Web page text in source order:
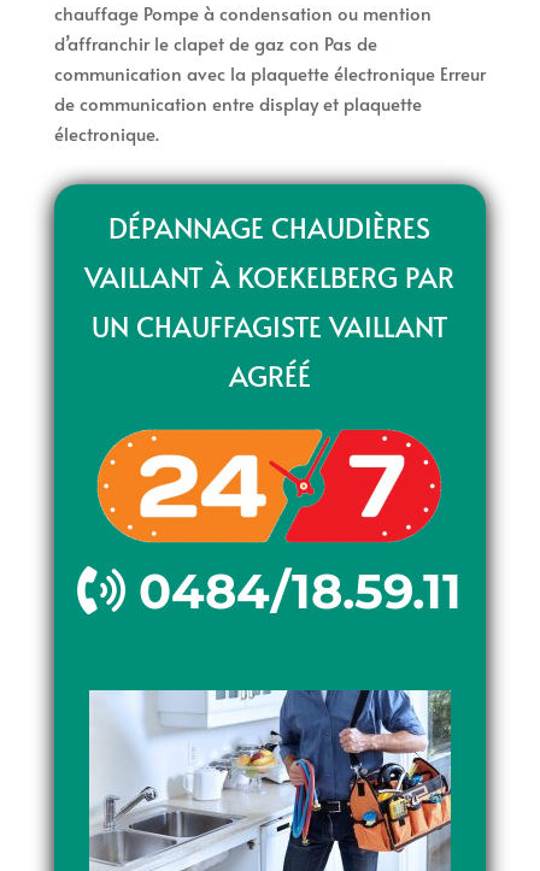
chauffage Pompe à condensation ou mention
d’affranchir le clapet de gaz con Pas de
communication avec la plaquette électronique Erreur
de communication entre display et plaquette
électronique.
DÉPANNAGE CHAUDIÈRES
VAILLANT À KOEKELBERG PAR
UN CHAUFFAGISTE VAILLANT
AGRÉÉ
0484/18.59.11